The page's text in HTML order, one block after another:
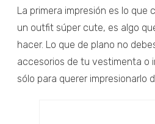
La primera impresión es lo que
un outfit súper cute, es algo
hacer. Lo que de plano no
accesorios de tu vestimenta o
sólo para querer impresionarlo